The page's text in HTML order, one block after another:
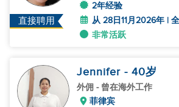
直接聘用
2年经验
从 28日11月2026年 |
非常活跃
Jennifer - 40岁
外佣 - 曾在海外工作
菲律宾